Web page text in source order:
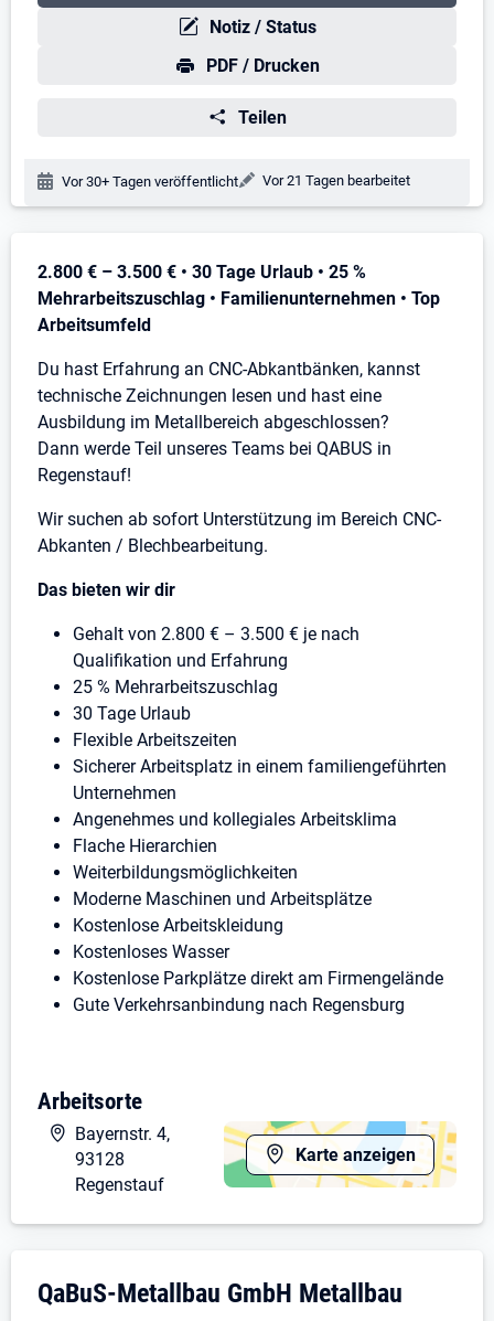
Notiz / Status
PDF / Drucken
Teilen
Veröffentlichungsdatum:
Vor 30+ Tagen veröffentlicht Änderungsdatum:
Vor 21 Tagen bearbeitet
Stellenbeschreibung
2.800 € – 3.500 € • 30 Tage Urlaub • 25 %
Mehrarbeitszuschlag • Familienunternehmen • Top
Arbeitsumfeld
Du hast Erfahrung an CNC-Abkantbänken, kannst
technische Zeichnungen lesen und hast eine
Ausbildung im Metallbereich abgeschlossen?
Dann werde Teil unseres Teams bei QABUS in
Regenstauf!
Wir suchen ab sofort Unterstützung im Bereich CNC-
Abkanten / Blechbearbeitung.
Das bieten wir dir
Gehalt von 2.800 € – 3.500 € je nach
Qualifikation und Erfahrung
25 % Mehrarbeitszuschlag
30 Tage Urlaub
Flexible Arbeitszeiten
Sicherer Arbeitsplatz in einem familiengeführten
Unternehmen
Angenehmes und kollegiales Arbeitsklima
Flache Hierarchien
Weiterbildungsmöglichkeiten
Moderne Maschinen und Arbeitsplätze
Kostenlose Arbeitskleidung
Kostenloses Wasser
Kostenlose Parkplätze direkt am Firmengelände
Gute Verkehrsanbindung nach Regensburg
Deine Aufgaben
Rüsten und Bedienen von CNC-gesteuerten
Abkantbänken
Bearbeitung von Fertigungsaufträgen nach
Pflege und Wartung der Anlagen
Arbeitsorte
Karte anzeigen
Bayernstr. 4,
93128
Regenstauf
Unternehmensdarstellung: QaBuS-
QaBuS-Metallbau GmbH Metallbau